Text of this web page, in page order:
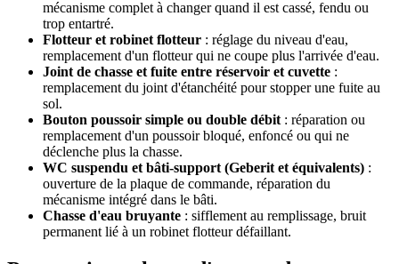
mécanisme complet à changer quand il est cassé, fendu ou
trop entartré.
Flotteur et robinet flotteur : réglage du niveau d'eau,
remplacement d'un flotteur qui ne coupe plus l'arrivée d'eau.
Joint de chasse et fuite entre réservoir et cuvette :
remplacement du joint d'étanchéité pour stopper une fuite au
sol.
Bouton poussoir simple ou double débit : réparation ou
remplacement d'un poussoir bloqué, enfoncé ou qui ne
déclenche plus la chasse.
WC suspendu et bâti-support (Geberit et équivalents) :
ouverture de la plaque de commande, réparation du
mécanisme intégré dans le bâti.
Chasse d'eau bruyante : sifflement au remplissage, bruit
permanent lié à un robinet flotteur défaillant.